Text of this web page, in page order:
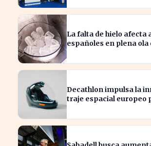
La falta de hielo afecta
españoles en plena ola
Decathlon impulsa la
traje espacial europeo